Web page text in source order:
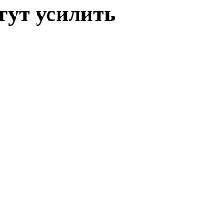
усилить